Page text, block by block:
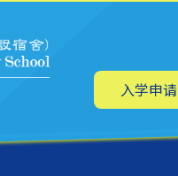
主
航 入学申请